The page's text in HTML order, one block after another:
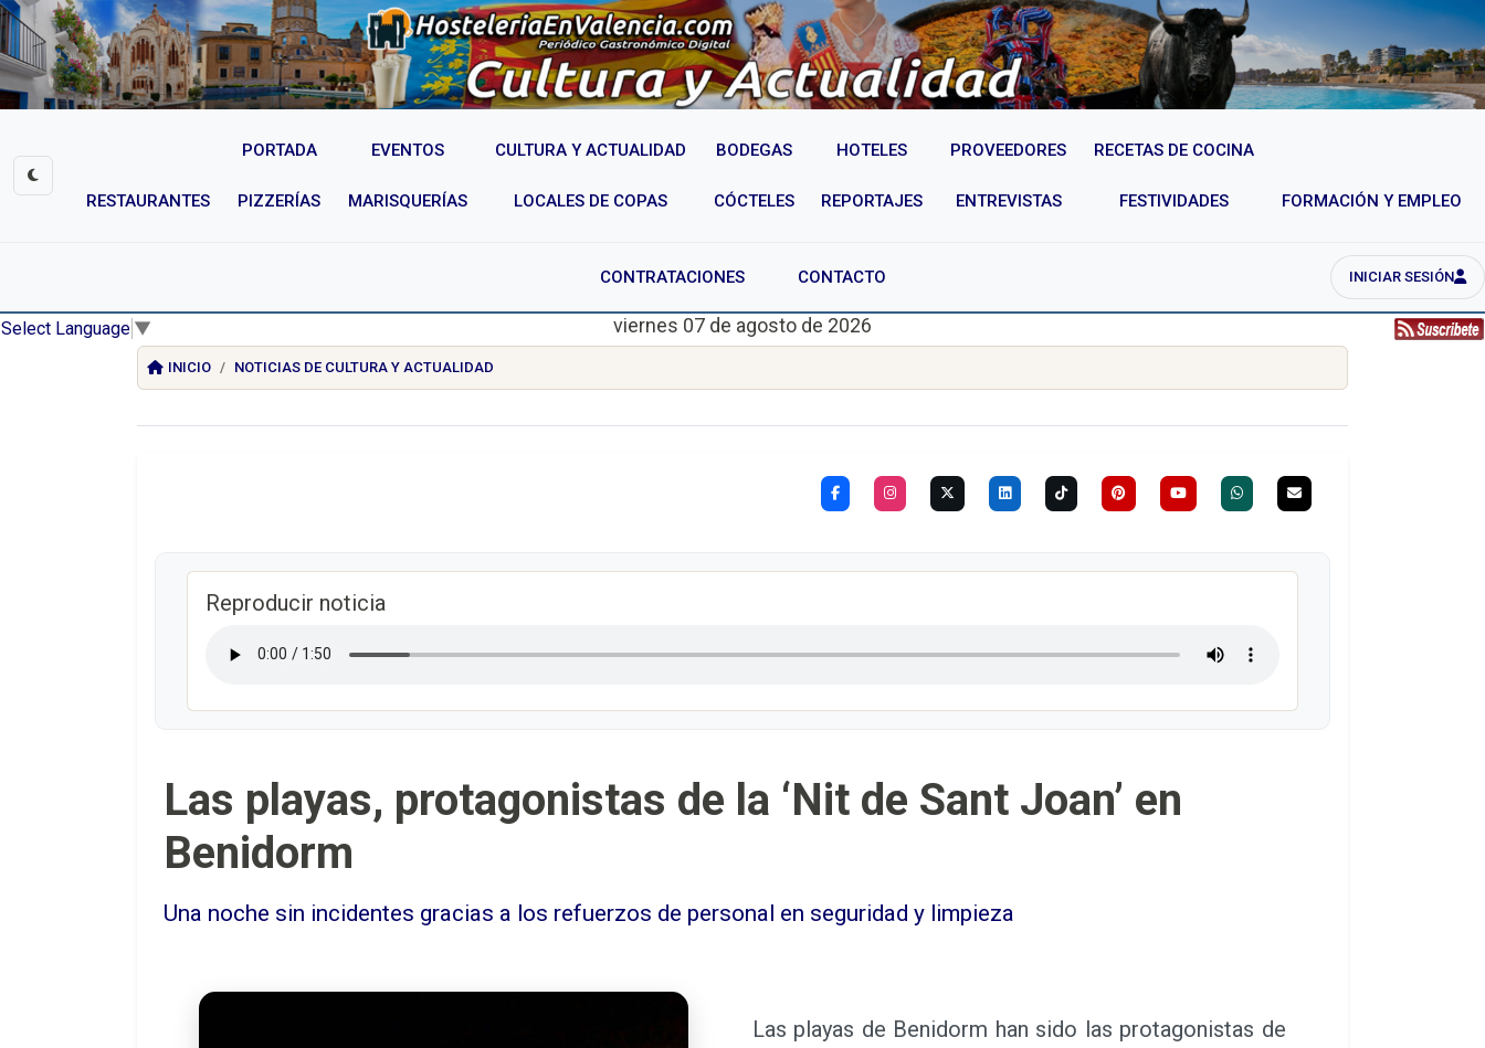
PORTADA EVENTOS CULTURA Y ACTUALIDAD BODEGAS HOTELES PROVEEDORES RECETAS DE COCINA
RESTAURANTES PIZZERÍAS MARISQUERÍAS LOCALES DE COPAS CÓCTELES REPORTAJES ENTREVISTAS FESTIVIDADES FORMACIÓN Y EMPLEO
CONTRATACIONES CONTACTO INICIAR SESIÓN
Select Language ▼ viernes 07 de agosto de 2026
INICIO NOTICIAS DE CULTURA Y ACTUALIDAD
Reproducir noticia
Las playas, protagonistas de la ‘Nit de Sant Joan’ en
Benidorm
Una noche sin incidentes gracias a los refuerzos de personal en seguridad y limpieza
Las playas de Benidorm han sido las protagonistas de